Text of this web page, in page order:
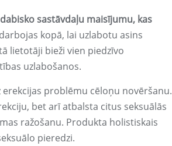
sastāvdaļu maisījumu, kas
kopā, lai uzlabotu asins
lietotāji bieži vien piedzīvo
uzlabošanos.
problēmu cēloņu novēršanu.
bet arī atbalsta citus seksuālās
ražošanu. Produkta holistiskais
pieredzi.